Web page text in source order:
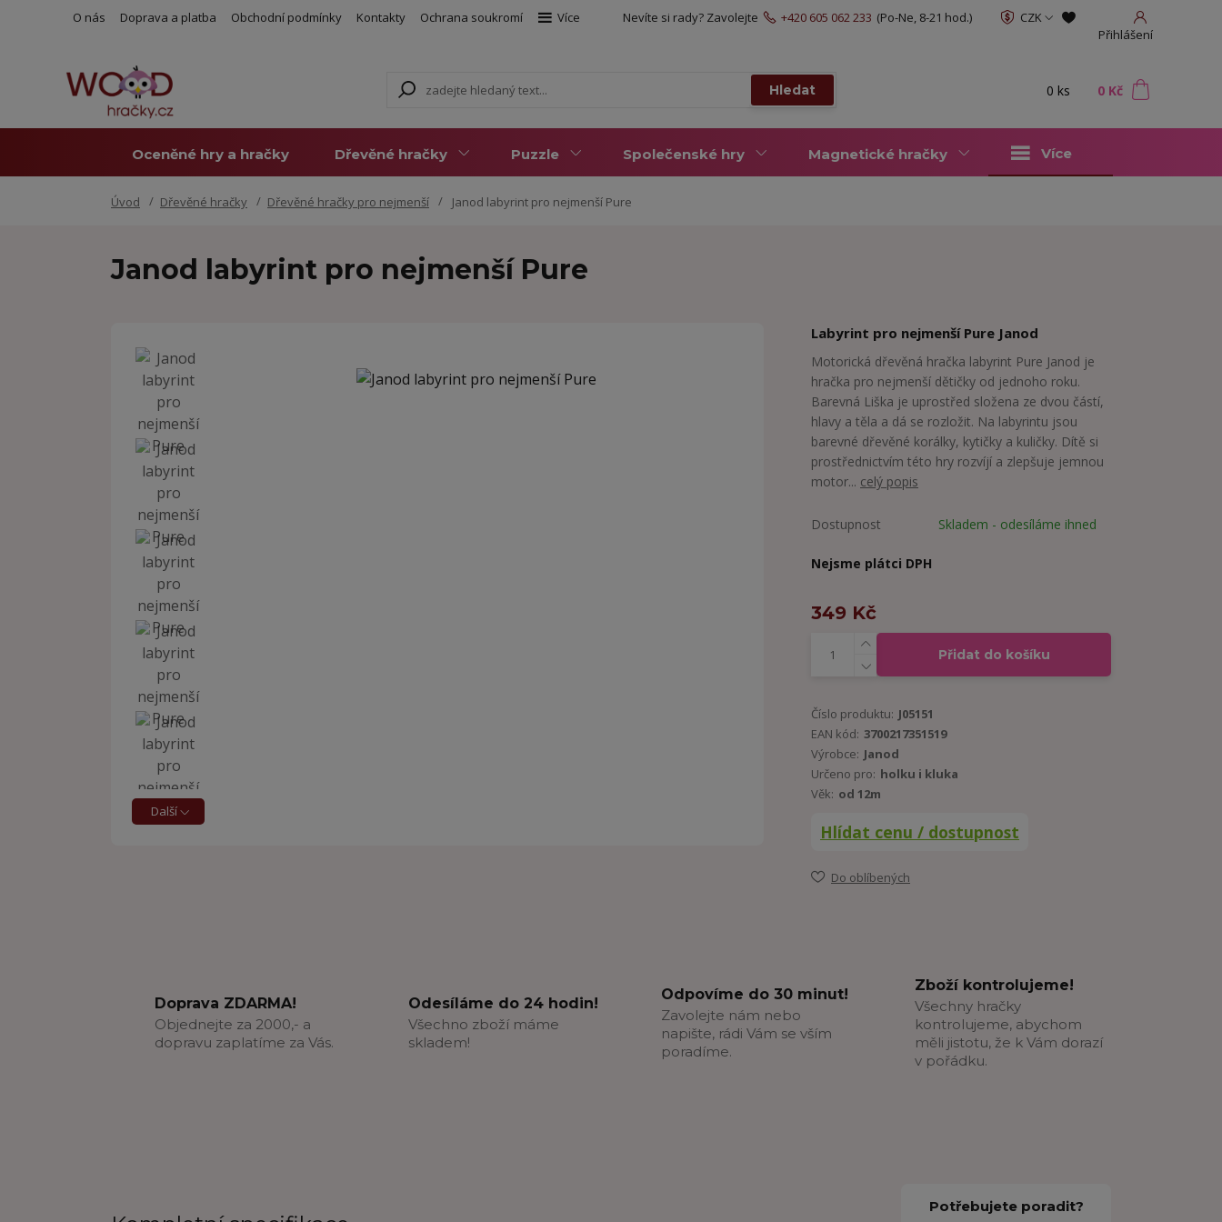
O nás Doprava a platba Obchodní podmínky Kontakty Ochrana soukromí Více
CZK
Přihlášení
Hledat
Nevíte si rady? Zavolejte +420 605 062 233 (Po-Ne, 8-21 hod.)
0 ks 0 Kč
Oceněné hry a hračky Dřevěné hračky Puzzle Společenské hry Magnetické hračky Více
Úvod Dřevěné hračky Dřevěné hračky pro nejmenší Janod labyrint pro nejmenší Pure
Janod labyrint pro nejmenší Pure
Další
Labyrint pro nejmenší Pure Janod
Motorická dřevěná hračka labyrint Pure Janod je
hračka pro nejmenší dětičky od jednoho roku.
Barevná Liška je uprostřed složena ze dvou částí,
hlavy a těla a dá se rozložit. Na labyrintu jsou
barevné dřevěné korálky, kytičky a kuličky. Dítě si
prostřednictvím této hry rozvíjí a zlepšuje jemnou
motor... celý popis
Dostupnost Skladem - odesíláme ihned
Nejsme plátci DPH
349 Kč
Přidat do košíku
Číslo produktu: J05151
EAN kód: 3700217351519
Výrobce: Janod
Určeno pro: holku i kluka
Věk: od 12m
Hlídat cenu / dostupnost
Do oblíbených
Doprava ZDARMA!
Objednejte za 2000,- a
dopravu zaplatíme za Vás.
Odesíláme do 24 hodin!
Všechno zboží máme
skladem!
Odpovíme do 30 minut!
Zavolejte nám nebo
napište, rádi Vám se vším
poradíme.
Zboží kontrolujeme!
Všechny hračky
kontrolujeme, abychom
měli jistotu, že k Vám dorazí
v pořádku.
Potřebujete poradit?